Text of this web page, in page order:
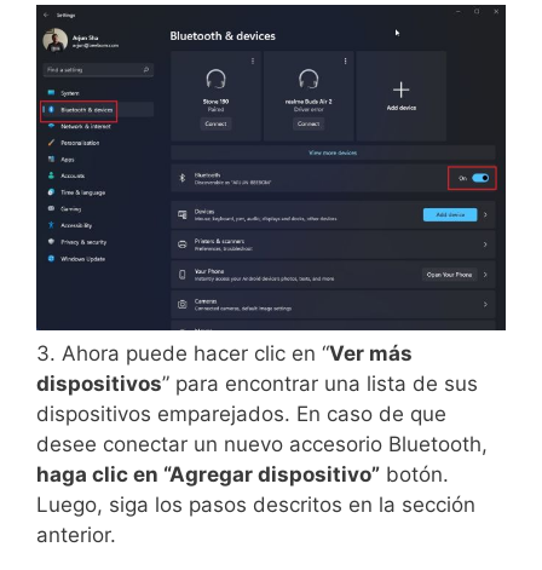
3. Ahora puede hacer clic en “Ver más
dispositivos” para encontrar una lista de sus
dispositivos emparejados. En caso de que
desee conectar un nuevo accesorio Bluetooth,
haga clic en “Agregar dispositivo” botón.
Luego, siga los pasos descritos en la sección
anterior.